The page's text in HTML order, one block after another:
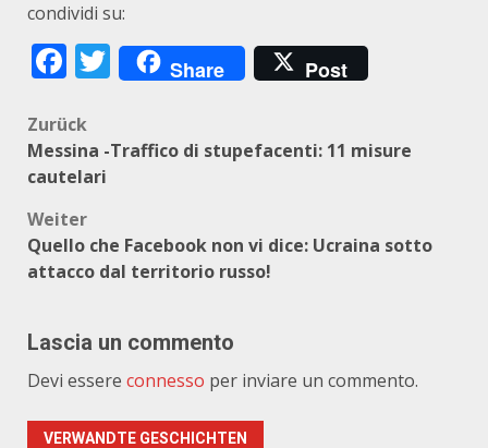
condividi su:
Facebook
Twitter
Share Post
Beitragsnavigation
Zurück
Messina -Traffico di stupefacenti: 11 misure
cautelari
Weiter
Quello che Facebook non vi dice: Ucraina sotto
attacco dal territorio russo!
Lascia un commento
Devi essere connesso per inviare un commento.
VERWANDTE GESCHICHTEN